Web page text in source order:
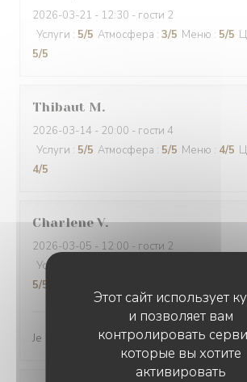
Этот сайт использует
и позволяет вам
контролировать
которые вы хотите
активировать
2026-03-21 - 12:30 - гости 2
Услуги : 5/5 Атмосфера : 3/5 Меню : 5/5
5/5
Thibaut M
2026-03-14 - 20:00 - гости 4
Услуги : 5/5 Атмосфера : 5/5 Меню : 4/5
4/5
Charlene V
2026-03-05 - 12:00 - гости 2
Услуги
5/5
Je recommande vivement ce restaurant